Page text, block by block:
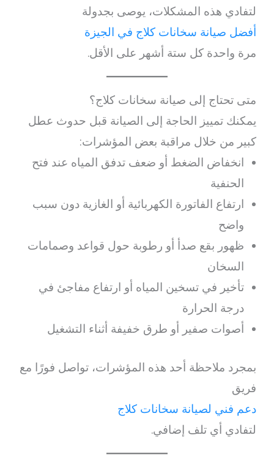
لتفادي هذه المشكلات، يوصى بجدولة
أفضل صيانة سخانات كلاج في الجيزة
مرة واحدة كل ستة أشهر على الأقل.
متى تحتاج إلى صيانة سخانات كلاج؟
يمكنك تمييز الحاجة إلى الصيانة قبل حدوث عطل
كبير من خلال مراقبة بعض المؤشرات:
انخفاض الضغط أو ضعف تدفق المياه عند فتح
الحنفية
ارتفاع الفاتورة الكهربائية أو الغازية دون سبب
واضح
ظهور بقع صدأ أو رطوبة حول قواعد وصمامات
السخان
تأخير في تسخين المياه أو ارتفاع مفاجئ في
درجة الحرارة
أصوات صفير أو طرق خفيفة أثناء التشغيل
بمجرد ملاحظة أحد هذه المؤشرات، تواصل فورًا مع
فريق
دعم فني لصيانة سخانات كلاج
لتفادي أي تلف إضافي.